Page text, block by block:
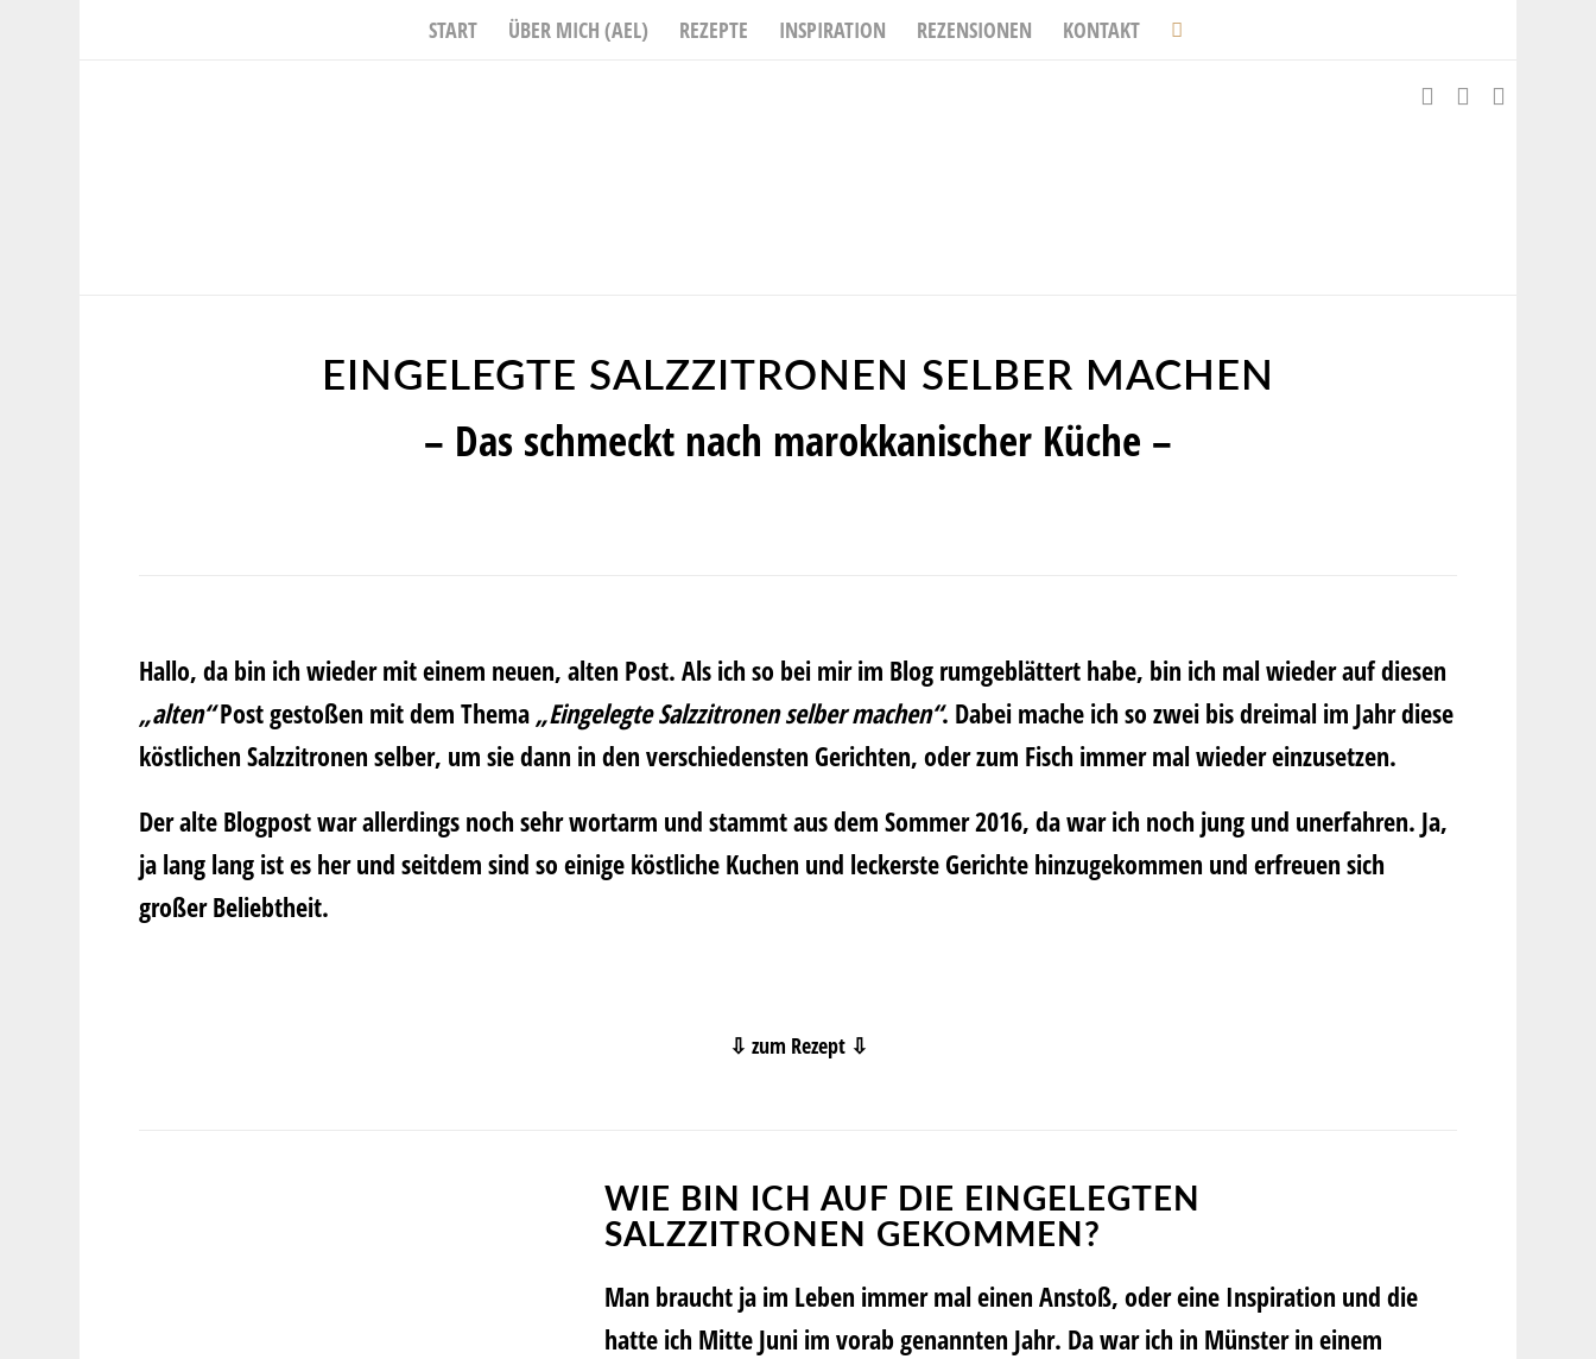
START ÜBER MICH (AEL) REZEPTE INSPIRATION REZENSIONEN KONTAKT
EINGELEGTE SALZZITRONEN SELBER MACHEN
– Das schmeckt nach marokkanischer Küche –
Hallo, da bin ich wieder mit einem neuen, alten Post. Als ich so bei mir im Blog rumgeblättert habe, bin ich mal wieder auf diesen
„alten“Post gestoßen mit dem Thema „Eingelegte Salzzitronen selber machen“. Dabei mache ich so zwei bis dreimal im Jahr diese
köstlichen Salzzitronen selber, um sie dann in den verschiedensten Gerichten, oder zum Fisch immer mal wieder einzusetzen.
Der alte Blogpost war allerdings noch sehr wortarm und stammt aus dem Sommer 2016, da war ich noch jung und unerfahren. Ja,
ja lang lang ist es her und seitdem sind so einige köstliche Kuchen und leckerste Gerichte hinzugekommen und erfreuen sich
großer Beliebtheit.
⇩ zum Rezept ⇩
WIE BIN ICH AUF DIE EINGELEGTEN
SALZZITRONEN GEKOMMEN?
Man braucht ja im Leben immer mal einen Anstoß, oder eine Inspiration und die
hatte ich Mitte Juni im vorab genannten Jahr. Da war ich in Münster in einem